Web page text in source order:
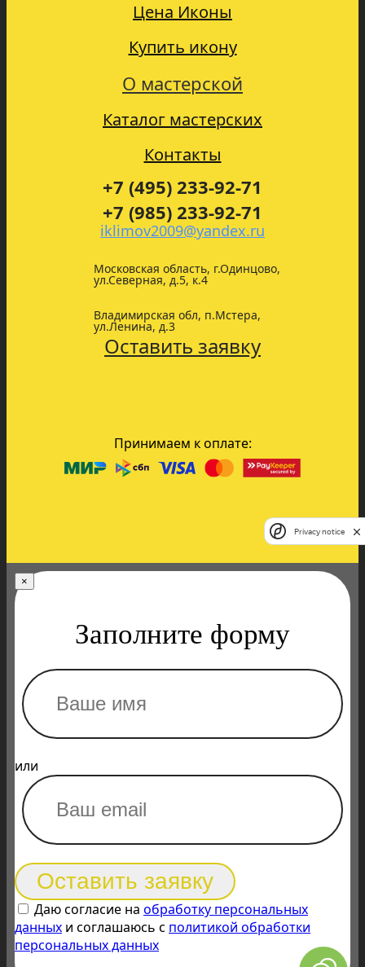
Цена Иконы
Купить икону
О мастерской
Каталог мастерских
Контакты
+7 (495) 233-92-71
+7 (985) 233-92-71
iklimov2009@yandex.ru
Московская область, г.Одинцово,
ул.Северная, д.5, к.4
Владимирская обл, п.Мстера,
ул.Ленина, д.3
Оставить заявку
Принимаем к оплате:
×
Заполните форму
или
Оставить заявку
Даю согласие на обработку персональных
данных и соглашаюсь с политикой обработки
персональных данных
Privacy notice